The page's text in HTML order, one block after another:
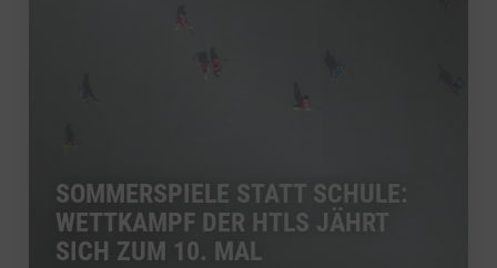
SOMMERSPIELE STATT SCHULE:
WETTKAMPF DER HTLS JÄHRT
SICH ZUM 10. MAL